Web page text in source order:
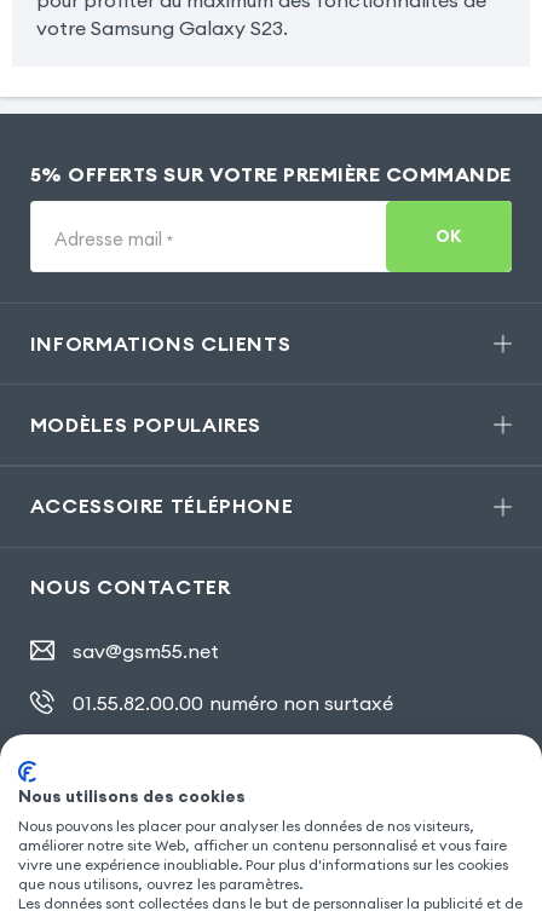
votre Samsung Galaxy S23.
5% OFFERTS SUR VOTRE PREMIÈRE COMMANDE
Adresse mail * OK
INFORMATIONS CLIENTS
MODÈLES POPULAIRES
ACCESSOIRE TÉLÉPHONE
NOUS CONTACTER
sav@gsm55.net
01.55.82.00.00 numéro non surtaxé
SUIVEZ NOUS
Nous utilisons des cookies
Nous pouvons les placer pour analyser les données de nos visiteurs,
améliorer notre site Web, afficher un contenu personnalisé et vous faire
vivre une expérience inoubliable. Pour plus d'informations sur les cookies
que nous utilisons, ouvrez les paramètres.
Les données sont collectées dans le but de personnaliser la publicité et de